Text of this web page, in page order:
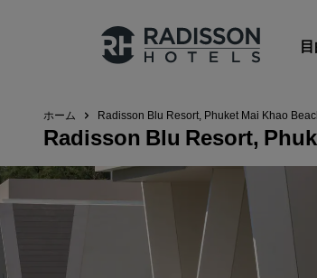
Radisson Hotels のブランド
Radisson Hotels ブランド
ホーム Radisson Blu Resort, Phuket Mai Khao
Radisson Blu Resort,